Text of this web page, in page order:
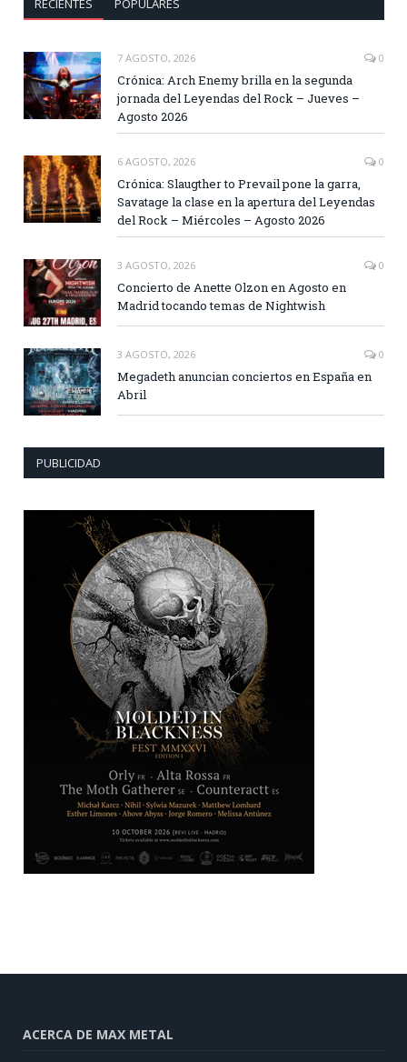
RECIENTES POPULARES
7 AGOSTO, 2026 0
Crónica: Arch Enemy brilla en la segunda
jornada del Leyendas del Rock – Jueves –
Agosto 2026
6 AGOSTO, 2026 0
Crónica: Slaugther to Prevail pone la garra,
Savatage la clase en la apertura del Leyendas
del Rock – Miércoles – Agosto 2026
3 AGOSTO, 2026 0
Concierto de Anette Olzon en Agosto en
Madrid tocando temas de Nightwish
3 AGOSTO, 2026 0
Megadeth anuncian conciertos en España en
Abril
PUBLICIDAD
ACERCA DE MAX METAL